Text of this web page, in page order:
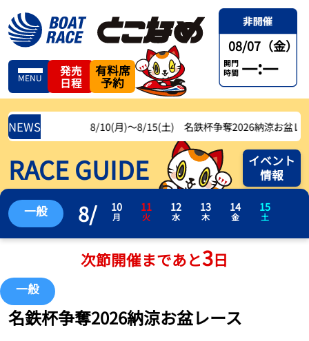
MENU
発売
日程
有料席
予約
08/07（金）
開門
時間 —:—
NEWS 8/10(月)〜8/15(土) 名鉄杯争奪2026納涼お盆レース
RACE GUIDE
イベント
情報
一般 8/ 10
月
11
火
12
水
13
木
14
金
15
土
次節開催まであと3日
一般
名鉄杯争奪2026納涼お盆レース